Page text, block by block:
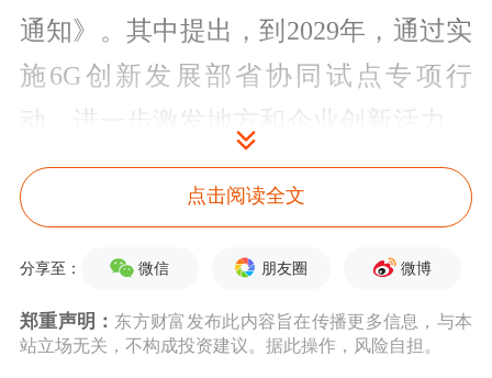
通知》。其中提出，到2029年，通过实
施6G创新发展部省协同试点专项行
动，进一步激发地方和企业创新活力，
形成一批自主创新的6G技术方案，培
育一批前景可观的新型业务应用场景，
涌现一批丰富多样的新型终端产品，为
点击阅读全文
分享至： 微信 朋友圈 微博
郑重声明： 东方财富发布此内容旨在传播更多信息，与本
站立场无关，不构成投资建议。据此操作，风险自担。